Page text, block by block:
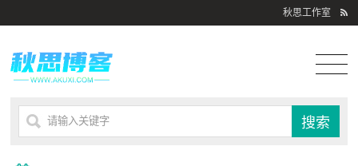
秋思工作室